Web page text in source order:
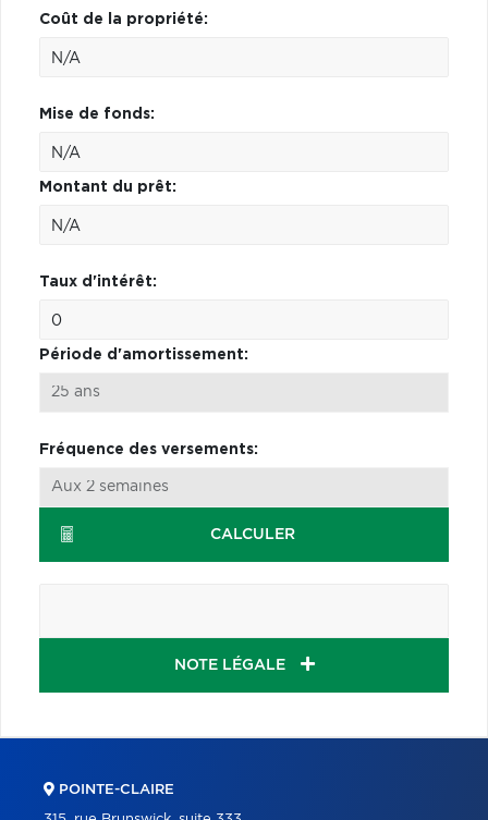
Coût de la propriété:
Mise de fonds:
Montant du prêt:
Taux d'intérêt:
Période d'amortissement:
Fréquence des versements:
CALCULER
NOTE LÉGALE
POINTE-CLAIRE